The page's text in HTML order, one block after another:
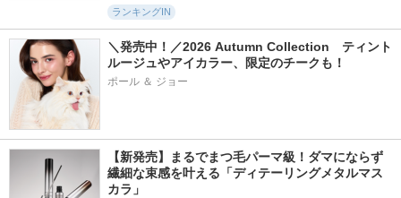
ランキングIN
＼発売中！／2026 Autumn Collection　ティント
ルージュやアイカラー、限定のチークも！
ポール ＆ ジョー
【新発売】まるでまつ毛パーマ級！ダマにならず
繊細な束感を叶える「ディテーリングメタルマス
カラ」